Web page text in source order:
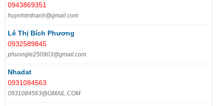
0943869351
huynhtinthanh@gmail.com
Lê Thị Bích Phương
0932589845
phuongle250903@gmail.com
Nhadat
0931084563
0931084563@GMAIL.COM